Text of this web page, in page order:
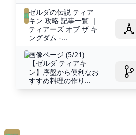
ゼルダの伝説 ティア
キン 攻略 記事一覧 ｜
ティアーズ オブ ザ キ
ングダム -...
画像ページ (5/21)
【ゼルダ ティアキ
ン】序盤から便利なお
すすめ料理の作り...